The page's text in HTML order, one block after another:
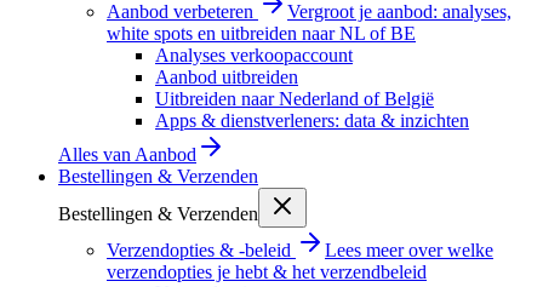
Aanbod verbeteren
Vergroot je aanbod: analyses,
white spots en uitbreiden naar NL of BE
Analyses verkoopaccount
Aanbod uitbreiden
Uitbreiden naar Nederland of België
Apps & dienstverleners: data & inzichten
Alles van Aanbod
Bestellingen & Verzenden
Bestellingen & Verzenden
Verzendopties & -beleid
Lees meer over welke
verzendopties je hebt & het verzendbeleid